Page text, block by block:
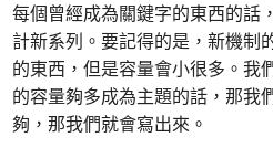
每個曾經成為關鍵字的東西的話
計新系列。要記得的是，新機制
的東西，但是容量會小很多。我
的容量夠多成為主題的話，那我
夠，那我們就會寫出來。